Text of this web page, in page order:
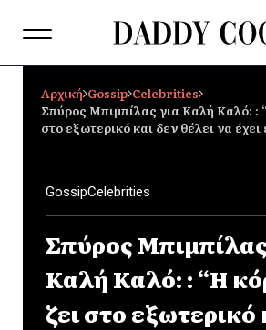
Αρχική Gossip Celebrities
Σπύρος Μπιμπίλας για Καλή Καλό: :
στο εξωτερικό και δεν θέλει να
GossipCelebrities
Σπύρος
Καλή Καλό: : “Η
ζει στο εξωτερικό